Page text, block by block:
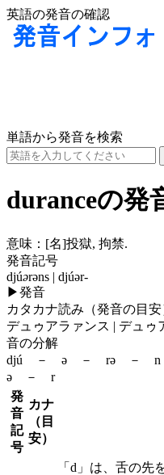
英語の発音の確認
単語から発音を検索
duranceの発
意味： [名]投獄, 拘禁.
発音記号
djúərəns | djúər-
▶発音
カタカナ読み（発音の目安
デュゥアラァンス | デュゥ
音の分解
djú － ə － rə －
ə － r
発
音
記
号
カナ
（目
安）
「d」は、舌の先